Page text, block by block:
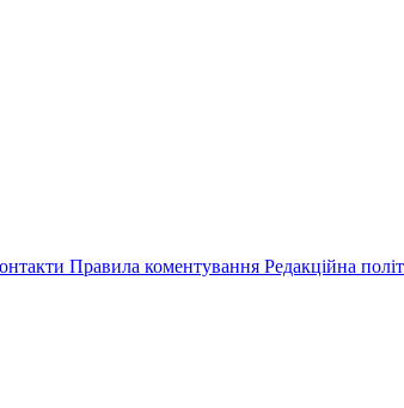
Правила коментування Редакційна